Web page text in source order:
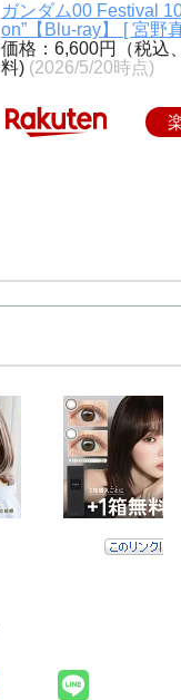
ガンダム00 Festival
on”【Blu-ray】 [ 宮野
価格：6,600円（税込
料) (2026/5/20時点)